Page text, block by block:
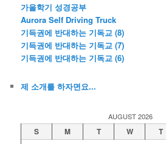
가을학기 성경공부
Aurora Self Driving Truck
기득권에 반대하는 기독교 (8)
기득권에 반대하는 기독교 (7)
기득권에 반대하는 기독교 (6)
제 소개를 하자면요...
AUGUST 2026
S M T W T